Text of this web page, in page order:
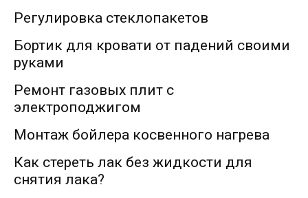
Регулировка стеклопакетов
Бортик для кровати от падений своими
руками
Ремонт газовых плит с
электроподжигом
Монтаж бойлера косвенного нагрева
Как стереть лак без жидкости для
снятия лака?